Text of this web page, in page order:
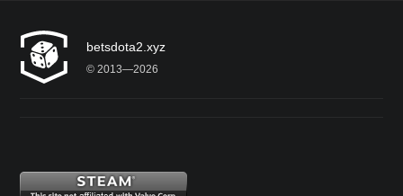
betsdota2.xyz
© 2013—2026